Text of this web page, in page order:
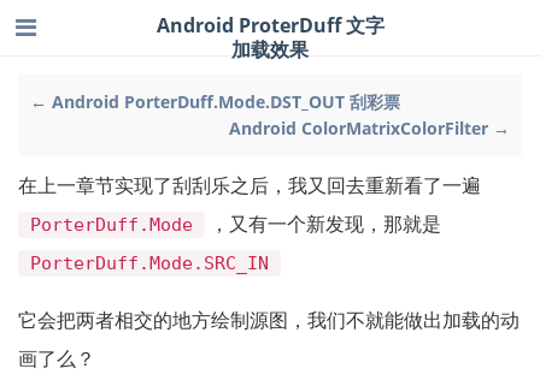
← Android PorterDuff.Mode.DST_OUT 刮彩票
Android ColorMatrixColorFilter →
Android ProterDuff 文字
加载效果
在上一章节实现了刮刮乐之后，我又回去重新看了一遍
PorterDuff.Mode ，又有一个新发现，那就是
PorterDuff.Mode.SRC_IN
它会把两者相交的地方绘制源图，我们不就能做出加载的动
画了么？